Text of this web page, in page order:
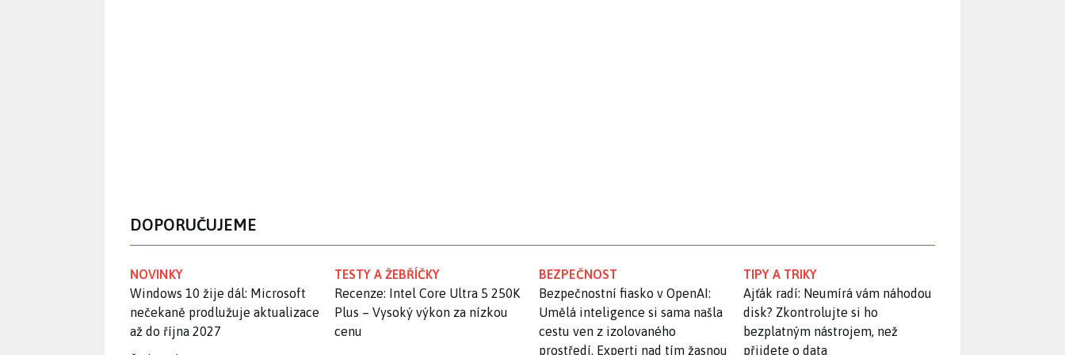
DOPORUČUJEME
NOVINKY
Windows 10 žije dál: Microsoft
nečekaně prodlužuje aktualizace
až do října 2027
TESTY A ŽEBŘÍČKY
Recenze: Intel Core Ultra 5 250K
Plus – Vysoký výkon za nízkou
cenu
BEZPEČNOST
Bezpečnostní fiasko v OpenAI:
Umělá inteligence si sama našla
cestu ven z izolovaného
prostředí. Experti nad tím žasnou
TIPY A TRIKY
Ajťák radí: Neumírá vám náhodou
disk? Zkontrolujte si ho
bezplatným nástrojem, než
přijdete o data